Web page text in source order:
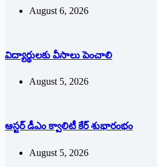
August 6, 2026
విద్యార్థులకు వీసాలు పెంచాలి
August 5, 2026
ఆస్టర్ డీఎం క్వాలిటీ కేర్ శుభారంభం
August 5, 2026